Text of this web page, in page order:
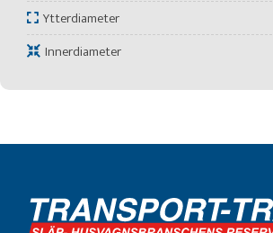
Ytterdiameter
Innerdiameter